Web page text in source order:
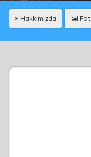
Hakkımızda